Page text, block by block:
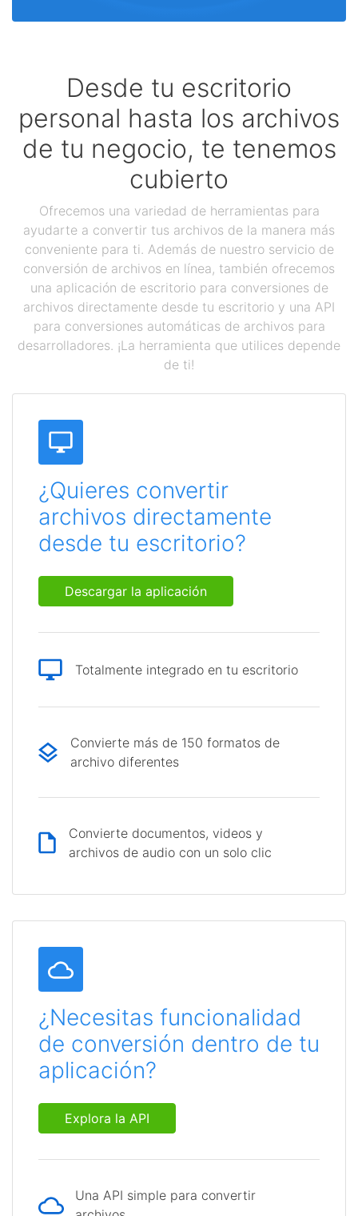
Desde tu escritorio
personal hasta los archivos
de tu negocio, te tenemos
cubierto
Ofrecemos una variedad de herramientas para
ayudarte a convertir tus archivos de la manera más
conveniente para ti. Además de nuestro servicio de
conversión de archivos en línea, también ofrecemos
una aplicación de escritorio para conversiones de
archivos directamente desde tu escritorio y una API
para conversiones automáticas de archivos para
desarrolladores. ¡La herramienta que utilices depende
de ti!
¿Quieres convertir
archivos directamente
desde tu escritorio?
Descargar la aplicación
Totalmente integrado en tu escritorio
Convierte más de 150 formatos de
archivo diferentes
Convierte documentos, videos y
archivos de audio con un solo clic
¿Necesitas funcionalidad
de conversión dentro de tu
aplicación?
Explora la API
Una API simple para convertir